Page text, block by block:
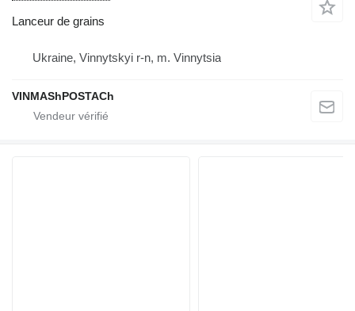
Lanceur de grains
Ukraine, Vinnytskyi r-n, m. Vinnytsia
VINMAShPOSTACh